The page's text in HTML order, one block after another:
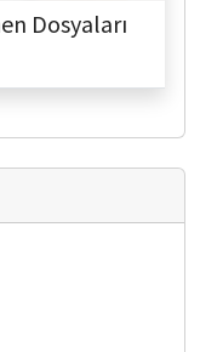
Dosyaları